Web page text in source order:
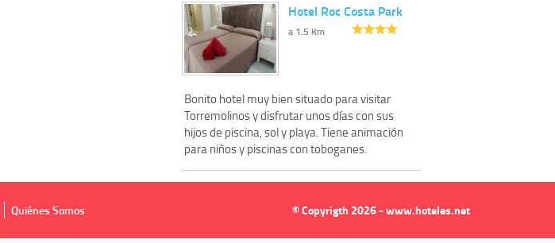
Hotel Roc Costa Park
a 1.5 Km
Bonito hotel muy bien situado para visitar
Torremolinos y disfrutar unos días con sus
hijos de piscina, sol y playa. Tiene animación
para niños y piscinas con toboganes.
Quiénes Somos © Copyrigth 2026 - www.hoteles.net